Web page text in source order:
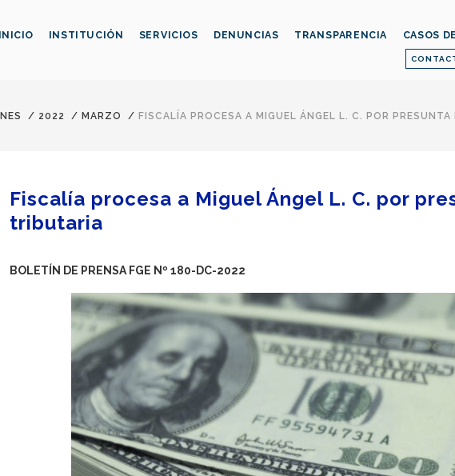
INICIO INSTITUCIÓN SERVICIOS DENUNCIAS TRANSPARENCIA CASOS
/ 2022 / MARZO / FISCALÍA PROCESA A MIGUEL ÁNGEL L. C. POR
Fiscalía procesa a Miguel Ángel L. C. por
tributaria
BOLETÍN DE PRENSA FGE Nº 180-DC-2022